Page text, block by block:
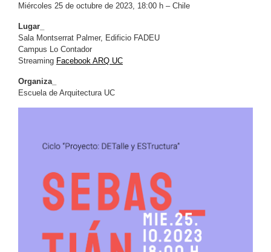
Miércoles 25 de octubre de 2023, 18:00 h – Chile
Lugar_
Sala Montserrat Palmer, Edificio FADEU
Campus Lo Contador
Streaming Facebook ARQ UC
Organiza_
Escuela de Arquitectura UC